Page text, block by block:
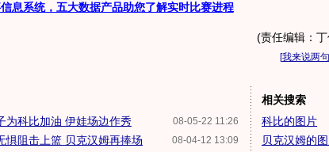
息系统，五大数据产品助您了解实时比赛进程
(责任编辑：
[我来说两句
08-05-22 11:26
为科比加油 伊娃场边作秀
08-04-12 13:09
惧阻击上篮 贝克汉姆再捧场
相关搜索
科比的图片
贝克汉姆的